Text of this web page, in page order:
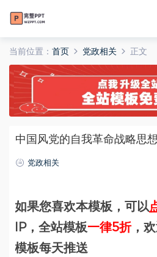
当前位置： 首页 党政相关 正文
中国风党的自我革命战略思
党政相关
如果您喜欢本模板，可以
IP，全站模板一律5折，
模板每天推送